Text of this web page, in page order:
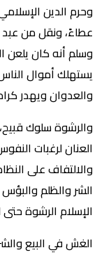
وحرم الدين
عطاءً، ونقل من عبد
وسلم أنه كان
يستهلك أموال
والعدوان ويهدر
والرشوة سلوك
العنان لرغبات
والالتفاف على
الشر والظلم
الإسلام الرشوة
الغش في البيع